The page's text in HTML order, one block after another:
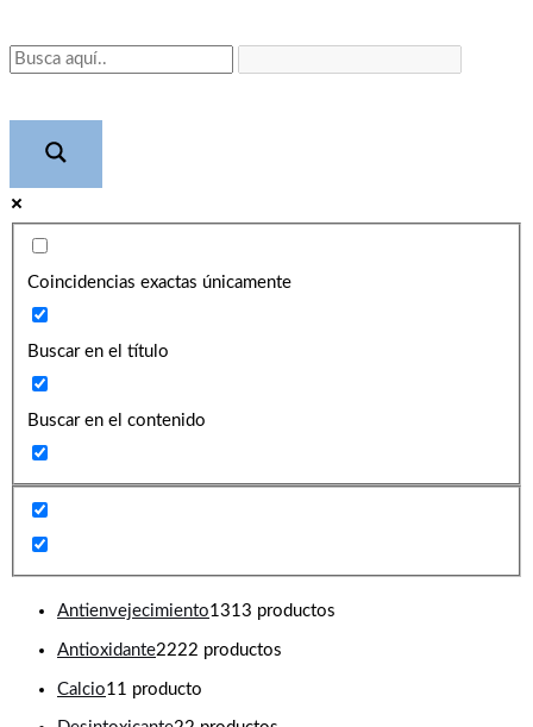
Coincidencias exactas únicamente
Buscar en el título
Buscar en el contenido
Antienvejecimiento1313 productos
Antioxidante2222 productos
Calcio1 1 producto